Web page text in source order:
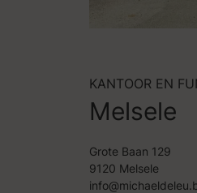
KANTOOR EN
Melsele
Grote Baan 129
9120 Melsele